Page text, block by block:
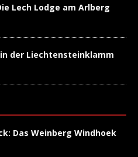
Lech Lodge am Arlberg
der Liechtensteinklamm
Das Weinberg Windhoek